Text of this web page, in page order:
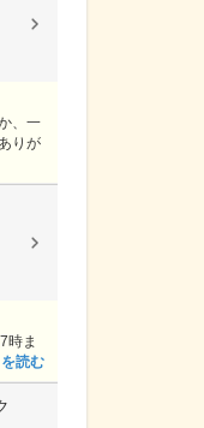
、一
りが
時ま
読む